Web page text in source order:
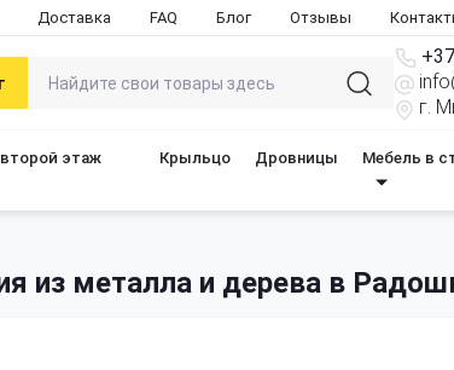
Доставка FAQ Блог Отзывы
г.
этаж Крыльцо Дровницы Мебель в
из металла и дерева в